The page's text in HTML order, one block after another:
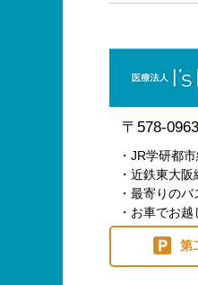
〒578-
・JR学研都
・近鉄東大
・最寄りの
・お車でお
第